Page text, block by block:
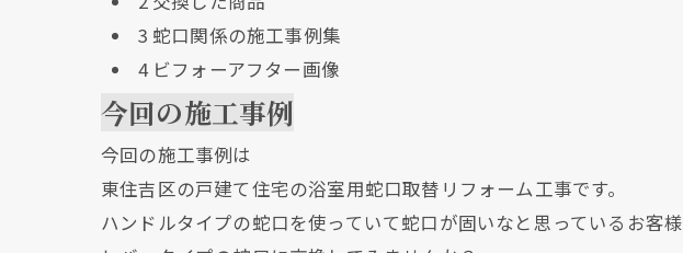
3 蛇口関係の施工事例集
4ビフォーアフター画像
今回の施工事例
今回の施工事例は
東住吉区の戸建て住宅の浴室用蛇口取替リフォーム工事です。
ハンドルタイプの蛇口を使っていて蛇口が固いなと思っているお客様